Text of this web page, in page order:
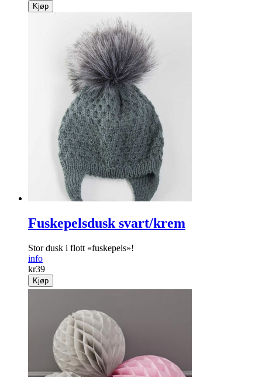
Kjøp
Fuskepelsdusk svart/krem
Stor dusk i flott «fuskepels»!
info
kr39
Kjøp